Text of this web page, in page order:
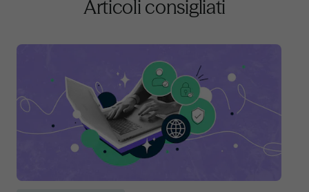
Articoli consigliati